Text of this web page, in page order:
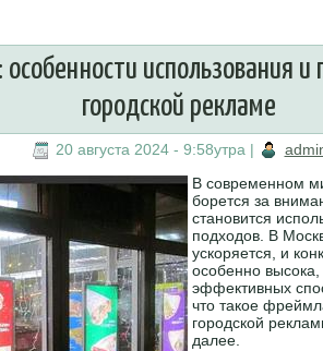
использования
городской рекламе
20 августа 2024 - 9:58утра |
В современном
борется за
становится
подходов. В
ускоряется, и
особенно высока,
эффективных
что такое
городской
далее.